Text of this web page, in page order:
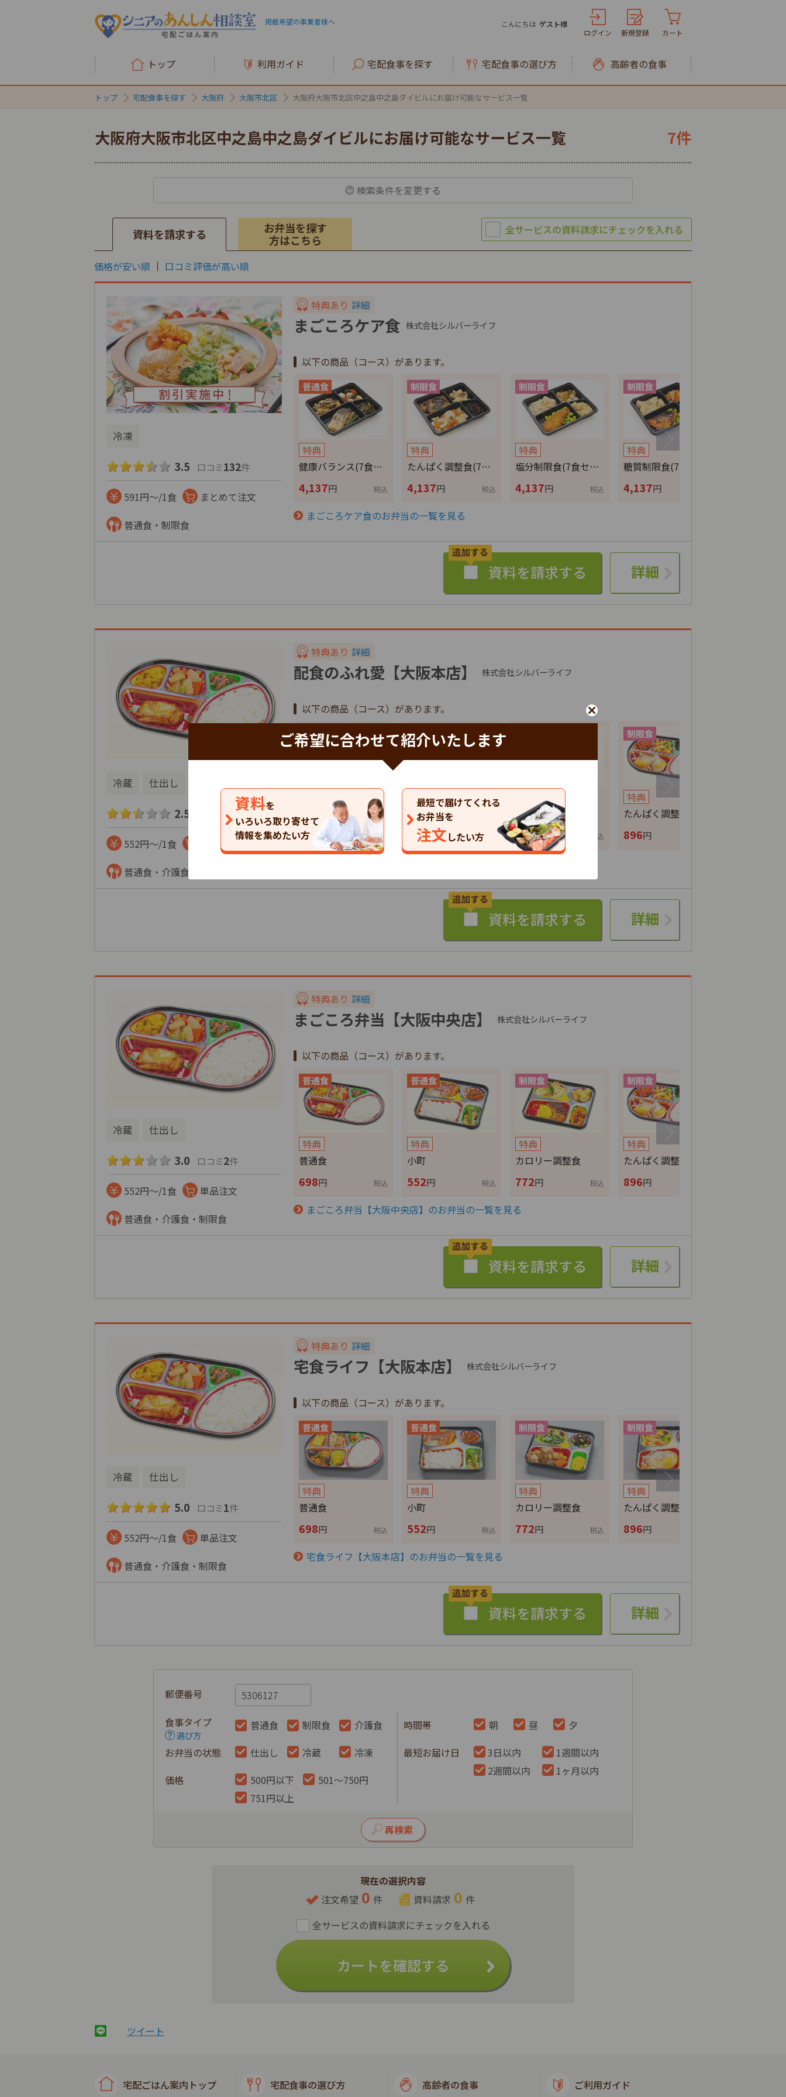
掲載希望の事業者様へ こんにちは ゲスト様
ログイン
新規登録 カート
トップ 利用ガイド 宅配食事を探す 宅配食事の選び方 高齢者の食事
トップ 宅配食事を探す 大阪府 大阪市北区 大阪府大阪市北区中之島中之島ダイビルにお届け可能なサービス一覧
ご希望に合わせて紹介いたします
資料を
いろいろ取り寄せて
情報を集めたい方
最短で届けてくれる
お弁当を
注文したい方
大阪府大阪市北区中之島中之島ダイビルにお届け可能なサービス一覧 7件
検索条件を変更する
資料を請求する
お弁当を探す
方はこちら
価格が安い順 口コミ評価が高い順
特典あり 詳細
まごころケア食 株式会社シルバーライフ
冷凍
3.5 口コミ132件
591円～/1食
まとめて注文
普通食・制限食
以下の商品（コース）があります。
特典
健康バランス(7食…
4,137円 税込
特典
たんぱく調整食(7…
4,137円 税込
特典
塩分制限食(7食セ…
4,137円 税込
特典
糖質制限食(7食セ…
4,137円
まごころケア食のお弁当の一覧を見る
詳細
特典あり 詳細
配食のふれ愛【大阪本店】 株式会社シルバーライフ
冷蔵 仕出し
2.5 2件
552円～/1食
単品注文
普通食・介護食・制限食
以下の商品（コース）があります。
698円 税込
特典
小町
552円 税込
カロリー調整食
810円 税込
特典
たんぱく調整食
896円
詳細
特典あり 詳細
まごころ弁当【大阪中央店】 株式会社シルバーライフ
冷蔵 仕出し
3.0 口コミ2件
552円～/1食
単品注文
普通食・介護食・制限食
以下の商品（コース）があります。
特典
普通食
698円 税込
特典
小町
552円 税込
特典
カロリー調整食
772円 税込
特典
たんぱく調整食
896円
まごころ弁当【大阪中央店】のお弁当の一覧を見る
詳細
特典あり 詳細
宅食ライフ【大阪本店】 株式会社シルバーライフ
冷蔵 仕出し
5.0 口コミ1件
552円～/1食
単品注文
普通食・介護食・制限食
以下の商品（コース）があります。
特典
普通食
698円 税込
特典
小町
552円 税込
特典
カロリー調整食
772円 税込
特典
たんぱく調整食
896円
宅食ライフ【大阪本店】のお弁当の一覧を見る
詳細
現在の選択内容
注文希望 0 件 資料請求 0 件
カートを確認する
郵便番号
食事タイプ
選び方
普通食 制限食
介護食
お弁当の状態
仕出し 冷蔵 冷凍
時間帯 朝 昼 夕
価格 500円以下
501～750円
751円以上
最短お届け日 3日以内
1週間以内
2週間以内
1ヶ月以内
ツイート
宅配ごはん案内トップ 宅配食事の選び方 高齢者の食事 ご利用ガイド